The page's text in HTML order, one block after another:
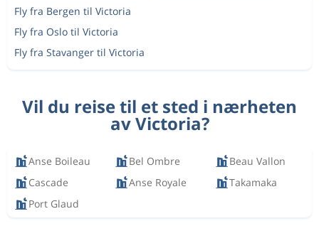
Fly fra Bergen til Victoria
Fly fra Oslo til Victoria
Fly fra Stavanger til Victoria
Vil du reise til et sted i nærheten
av Victoria?
Anse Boileau Bel Ombre
Beau Vallon
Cascade
Anse Royale
Takamaka
Port Glaud